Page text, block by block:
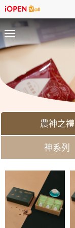
農神之禮
神系列